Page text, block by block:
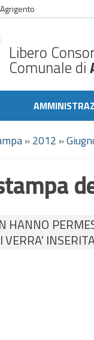
Libero
Comunale di
»2012 »
HANNO